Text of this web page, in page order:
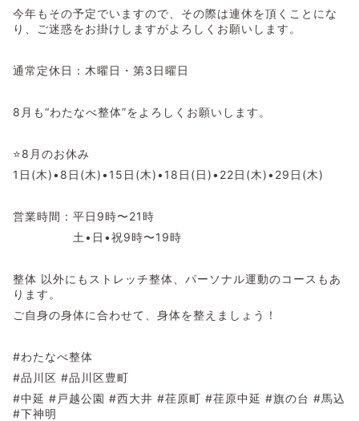
今年もその予定でいますので、その際は連休を頂くことにな
り、ご迷惑をお掛けしますがよろしくお願いします。
通常定休日：木曜日・第3日曜日
8月も“わたなべ整体”をよろしくお願いします。
⭐️8月のお休み
1日(木)•8日(木)•15日(木)•18日(日)•22日(木)•29日(木)
営業時間：平日9時〜21時
土•日•祝9時〜19時
整体 以外にもストレッチ整体、パーソナル運動のコースもあ
ります。
ご自身の身体に合わせて、身体を整えましょう！
#わたなべ整体
#品川区 #品川区豊町
#中延 #戸越公園 #西大井 #荏原町 #荏原中延 #旗の台 #馬込
#下神明